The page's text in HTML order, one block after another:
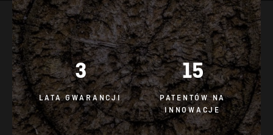
3
LATA GWARANCJI
15
PATENTÓW NA
INNOWACJE